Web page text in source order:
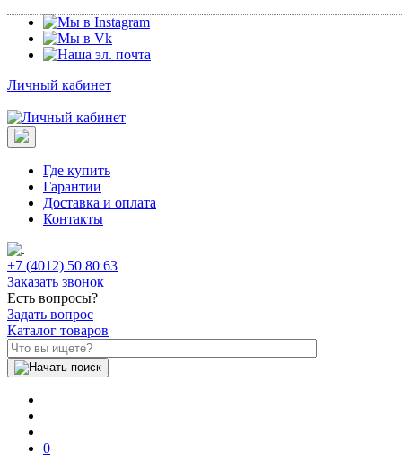
Личный кабинет
Где купить
Гарантии
Доставка и оплата
Контакты
+7 (4012) 50 80 63
Заказать звонок
Есть вопросы?
Задать вопрос
Каталог товаров
0